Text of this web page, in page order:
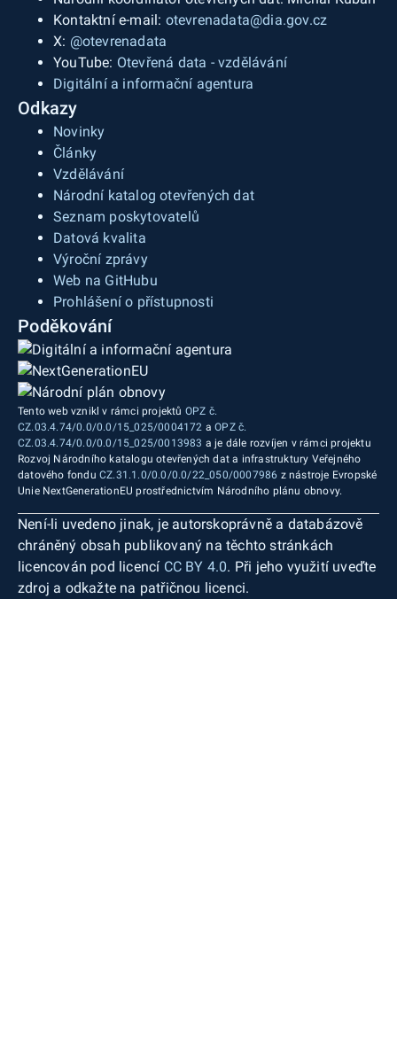
Kontaktní e-mail: otevrenadata@dia.gov.cz
X: @otevrenadata
YouTube: Otevřená data - vzdělávání
Digitální a informační agentura
Odkazy
Novinky
Články
Vzdělávání
Národní katalog otevřených dat
Seznam poskytovatelů
Datová kvalita
Výroční zprávy
Web na GitHubu
Prohlášení o přístupnosti
Poděkování
Tento web vznikl v rámci projektů OPZ č.
CZ.03.4.74/0.0/0.0/15_025/0004172 aOPZ č.
CZ.03.4.74/0.0/0.0/15_025/0013983 a je dále rozvíjen v rámci projektu
Rozvoj Národního katalogu otevřených dat a infrastruktury Veřejného
datového fondu CZ.31.1.0/0.0/0.0/22_050/0007986 z nástroje Evropské
Unie NextGenerationEU prostřednictvím Národního plánu obnovy.
Není-li uvedeno jinak, je autorskoprávně a databázově
chráněný obsah publikovaný na těchto stránkách
licencován pod licencí CC BY 4.0. Při jeho využití uveďte
zdroj a odkažte na patřičnou licenci.